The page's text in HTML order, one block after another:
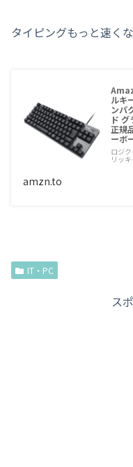
タイピングもっと速く
ルキ
ンパ
ド
正規
ーボ
ロジ
リッ
amzn.to
IT・PC
ス